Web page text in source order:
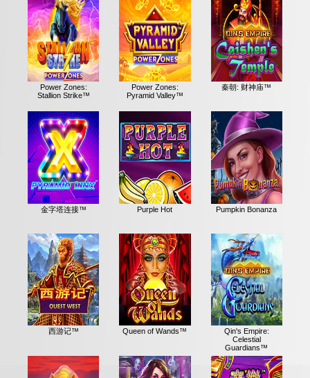
Power Zones:
Stallion Strike™
Power Zones:
Pyramid Valley™
秦朝: 财神庙™
金字塔连接™ Purple Hot Pumpkin Bonanza
西游记™ Queen of Wands™
Qin's Empire:
Celestial
Guardians™